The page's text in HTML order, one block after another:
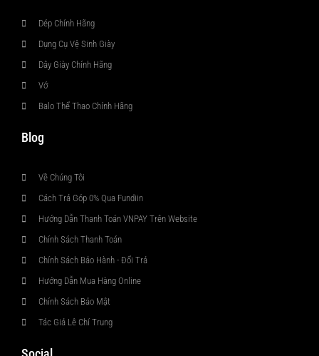
Dép Chính Hãng
Dụng Cụ Vệ Sinh Giày
Dây Giày Chính Hãng
Vớ
Balo Thể Thao Chính Hãng
Blog
Về Chúng Tôi
Cách Trả Góp 0% Qua Fundiin
Hướng Dẫn Thanh Toán VNPAY Trên Website
Chính Sách Thanh Toán
Chính Sách Bảo Hành - Đổi Trả
Hướng Dẫn Mua Hàng Online
Chính Sách Bảo Mật
Tác Giả Lê Chí Trung